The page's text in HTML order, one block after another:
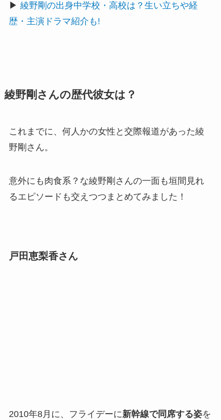
▶ 綾野剛の出身中学校・高校は？生い立ちや経
歴・主演ドラマ紹介も!
綾野剛さんの歴代彼女は？
これまでに、何人かの女性と交際報道があった綾
野剛さん。
意外にも肉食系？な綾野剛さんの一面も垣間見れ
るエピソードも交えつつまとめてみました！
戸田恵梨香さん
2010年8月に、フライデーに新幹線で同席する姿を